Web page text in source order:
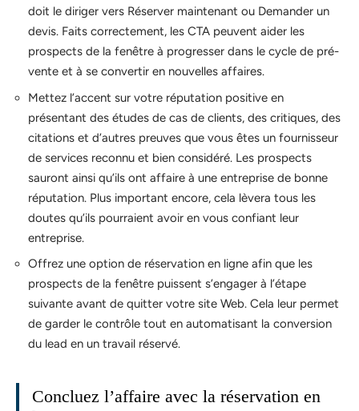
doit le diriger vers Réserver maintenant ou Demander un
devis. Faits correctement, les CTA peuvent aider les
prospects de la fenêtre à progresser dans le cycle de pré-
vente et à se convertir en nouvelles affaires.
Mettez l’accent sur votre réputation positive en
présentant des études de cas de clients, des critiques, des
citations et d’autres preuves que vous êtes un fournisseur
de services reconnu et bien considéré. Les prospects
sauront ainsi qu’ils ont affaire à une entreprise de bonne
réputation. Plus important encore, cela lèvera tous les
doutes qu’ils pourraient avoir en vous confiant leur
entreprise.
Offrez une option de réservation en ligne afin que les
prospects de la fenêtre puissent s’engager à l’étape
suivante avant de quitter votre site Web. Cela leur permet
de garder le contrôle tout en automatisant la conversion
du lead en un travail réservé.
Concluez l’affaire avec la réservation en